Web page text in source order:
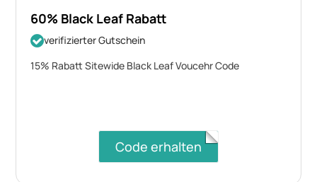
60% Black Leaf Rabatt
verifizierter Gutschein
15% Rabatt Sitewide Black Leaf Voucehr Code
Code erhalten